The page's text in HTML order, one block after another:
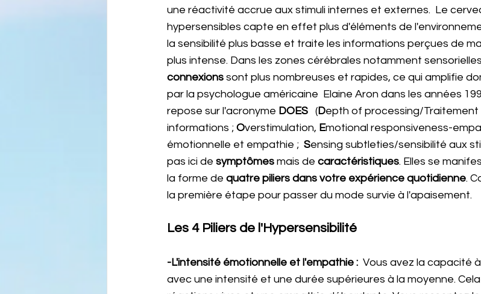
une réactivité accrue aux stimuli internes et externes.  Le
hypersensibles capte en effet plus d'éléments de
la sensibilité plus basse et traite les informations perçues de
plus intense. Dans les zones cérébrales notamment
connexions sont plus nombreuses et rapides, ce qui amplifie
par la psychologue américaine  Elaine Aron dans les années
repose sur l'acronyme DOES (Depth of processing/
informations ; Overstimulation, Emotional responsiveness-
émotionnelle et empathie ; Sensing subtleties/sensibilité aux
pas ici de symptômes mais de caractéristiques. Elles se
la forme de quatre piliers dans votre expérience quotidienne.
la première étape pour passer du mode survie à l'apaisement.
Les 4 Piliers de l'Hypersensibilité
-L'intensité émotionnelle et l'empathie : Vous avez la capacité
avec une intensité et une durée supérieures à la moyenne.